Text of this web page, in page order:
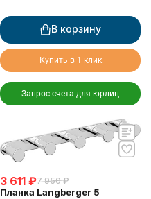
В корзину
Купить в 1 клик
Запрос счета для юрлиц
3 611 ₽7 950 ₽
Планка Langberger 5